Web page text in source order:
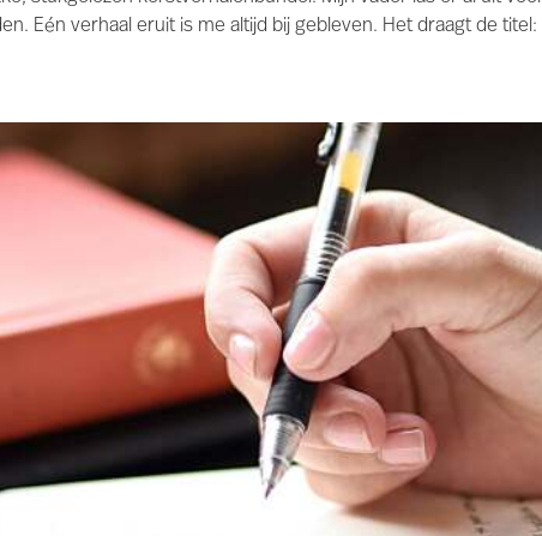
Eén verhaal eruit is me altijd bij gebleven. Het draagt de